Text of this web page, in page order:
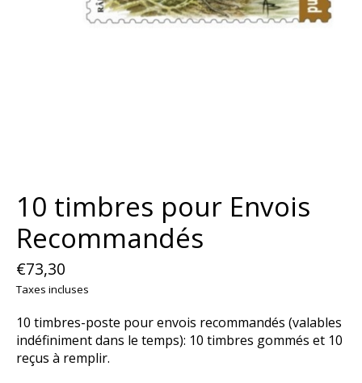
10 timbres pour Envois
Recommandés
€73,30
Taxes incluses
10 timbres-poste pour envois recommandés (valables
indéfiniment dans le temps): 10 timbres gommés et 10
reçus à remplir.